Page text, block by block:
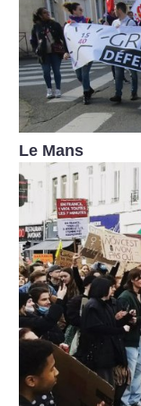
Le Mans